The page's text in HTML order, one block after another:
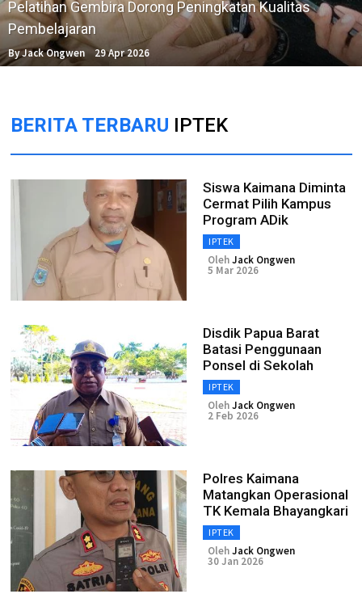
Pelatihan Gembira Dorong Peningkatan Kualitas
Pembelajaran
By Jack Ongwen 29 Apr 2026
BERITA TERBARU IPTEK
Siswa Kaimana Diminta
Cermat Pilih Kampus
Program ADik
IPTEK
OlehJack Ongwen
5 Mar 2026
Disdik Papua Barat
Batasi Penggunaan
Ponsel di Sekolah
IPTEK
OlehJack Ongwen
2 Feb 2026
Polres Kaimana
Matangkan Operasional
TK Kemala Bhayangkari
IPTEK
OlehJack Ongwen
30 Jan 2026